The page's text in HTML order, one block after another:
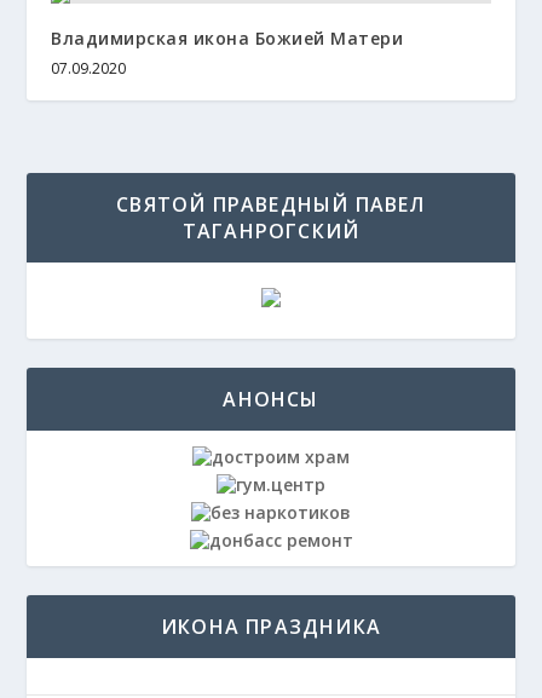
Владимирская икона Божией Матери
07.09.2020
СВЯТОЙ ПРАВЕДНЫЙ ПАВЕЛ
ТАГАНРОГСКИЙ
АНОНСЫ
ИКОНА ПРАЗДНИКА